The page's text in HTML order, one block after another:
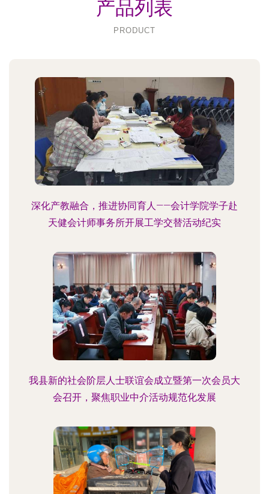
产品列表
PRODUCT
深化产教融合，推进协同育人——会计学院学子赴
天健会计师事务所开展工学交替活动纪实
我县新的社会阶层人士联谊会成立暨第一次会员大
会召开，聚焦职业中介活动规范化发展